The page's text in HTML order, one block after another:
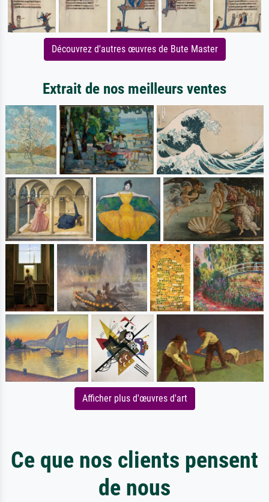
Découvrez d'autres œuvres de Bute Master
Extrait de nos meilleurs ventes
Afficher plus d'œuvres d'art
Ce que nos clients pensent
de nous